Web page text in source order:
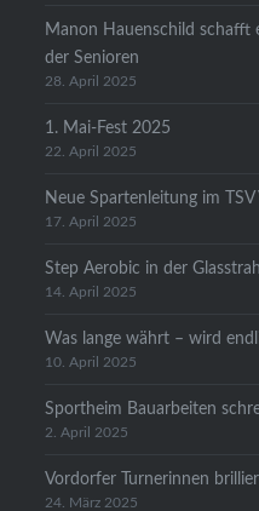
Manon Hauenschild schafft
der Senioren
28. April 2025
1. Mai-Fest 2025
22. April 2025
Neue Spartenleitung im
17. April 2025
Step Aerobic in der
14. April 2025
Was lange währt – wird
10. April 2025
Sportheim Bauarbeiten
2. April 2025
Vordorfer Turnerinnen
24. März 2025